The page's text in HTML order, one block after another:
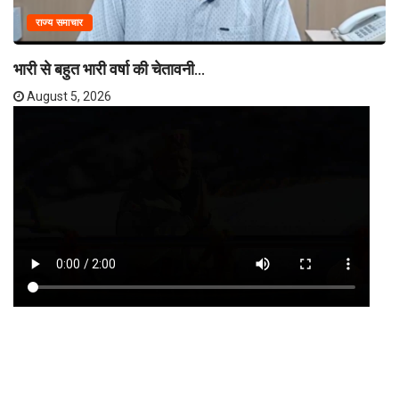
राज्य समाचार
भारी से बहुत भारी वर्षा की चेतावनी...
August 5, 2026